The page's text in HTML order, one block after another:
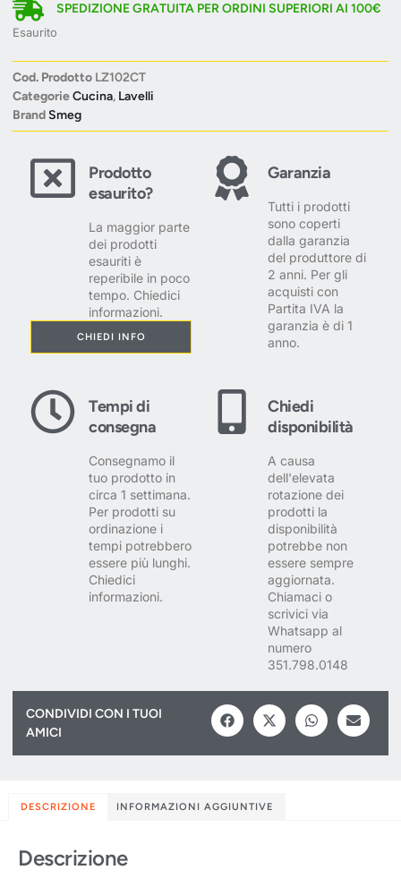
SPEDIZIONE GRATUITA PER ORDINI SUPERIORI AI 100€
Esaurito
Cod. Prodotto LZ102CT
CategorieCucina, Lavelli
BrandSmeg
Prodotto
esaurito?
La maggior parte
dei prodotti
esauriti è
reperibile in poco
tempo. Chiedici
informazioni.
CHIEDI INFO
Garanzia
Tutti i prodotti
sono coperti
dalla garanzia
del produttore di
2 anni. Per gli
acquisti con
Partita IVA la
garanzia è di 1
anno.
Tempi di
consegna
Consegnamo il
tuo prodotto in
circa 1 settimana.
Per prodotti su
ordinazione i
tempi potrebbero
essere più lunghi.
Chiedici
informazioni.
Chiedi
disponibilità
A causa
dell'elevata
rotazione dei
prodotti la
disponibilità
potrebbe non
essere sempre
aggiornata.
Chiamaci o
scrivici via
Whatsapp al
numero
351.798.0148
CONDIVIDI CON I TUOI
AMICI
DESCRIZIONE INFORMAZIONI AGGIUNTIVE
Descrizione